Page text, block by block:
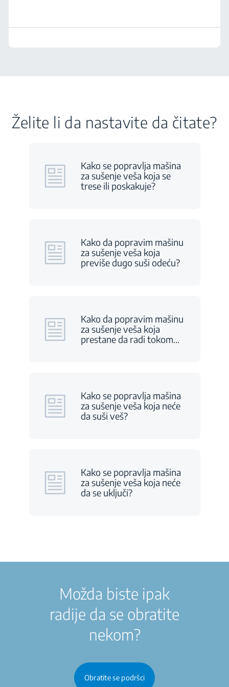
Želite li da nastavite da čitate?
Kako se popravlja mašina
za sušenje veša koja se
trese ili poskakuje?
Kako da popravim mašinu
za sušenje veša koja
previše dugo suši odeću?
Kako da popravim mašinu
za sušenje veša koja
prestane da radi tokom…
Kako se popravlja mašina
za sušenje veša koja neće
da suši veš?
Kako se popravlja mašina
za sušenje veša koja neće
da se uključi?
Možda biste ipak
radije da se obratite
nekom?
Obratite se podršci